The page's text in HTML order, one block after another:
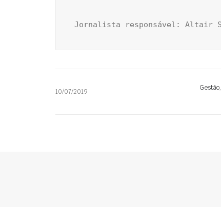
Jornalista responsável: Altair
10/07/2019 Gestão,